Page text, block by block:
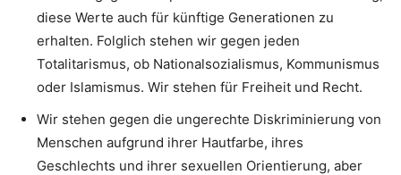
diese Werte auch für künftige Generationen zu
erhalten. Folglich stehen wir gegen jeden
Totalitarismus, ob Nationalsozialismus, Kommunismus
oder Islamismus. Wir stehen für Freiheit und Recht.
Wir stehen gegen die ungerechte Diskriminierung von
Menschen aufgrund ihrer Hautfarbe, ihres
Geschlechts und ihrer sexuellen Orientierung, aber